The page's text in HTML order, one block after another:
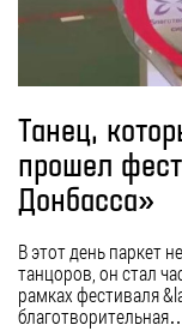
Танец,
прошел
Донбасса»
В этот день паркет
танцоров, он стал
рамках фестиваля